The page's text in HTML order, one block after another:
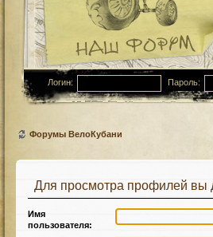
Логин: Пароль:
Форумы ВелоКубани
Для просмотра профилей вы
Имя
пользователя: